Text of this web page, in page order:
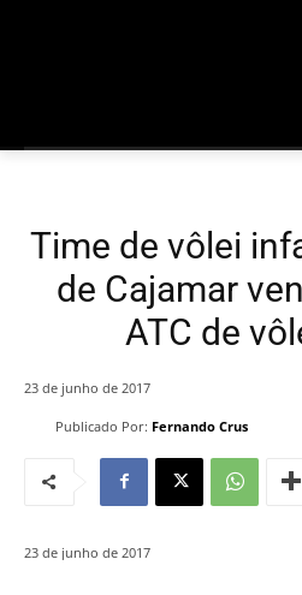
Time de vôlei
de Cajamar
ATC de
Publicado Por: Fernando Crus
23 de junho de 2017
23 de junho de 2017